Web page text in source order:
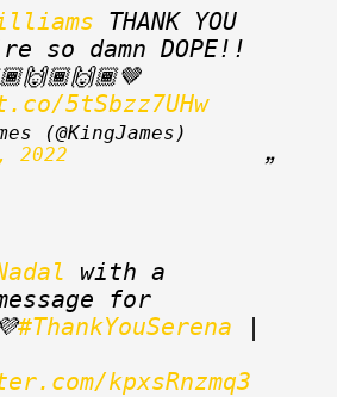
THANK YOU
so damn DOPE!!
5tSbzz7UHw
2022
with a
for
#ThankYouSerena
kpxsRnzmq3